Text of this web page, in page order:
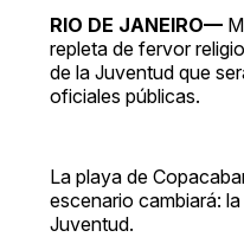
RIO DE JANEIRO—
repleta de fervor
de la Juventud que
oficiales públicas.
La playa de
escenario cambiará:
Juventud.